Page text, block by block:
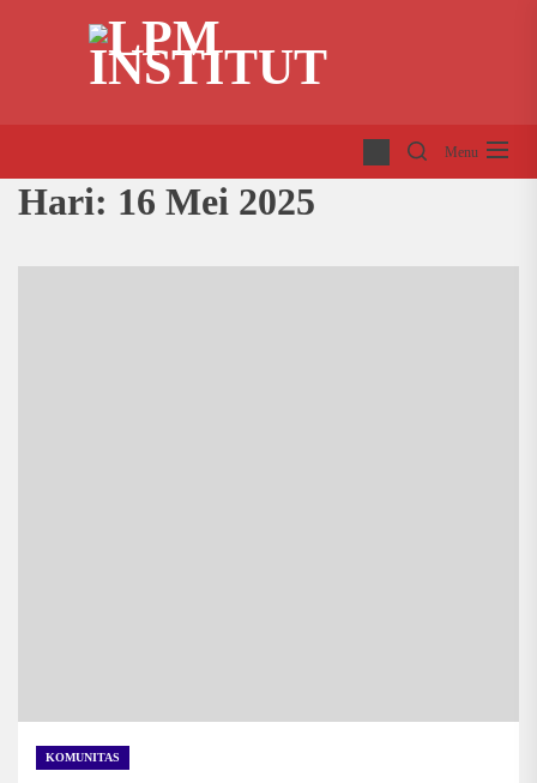
Menu
Hari: 16 Mei 2025
KOMUNITAS